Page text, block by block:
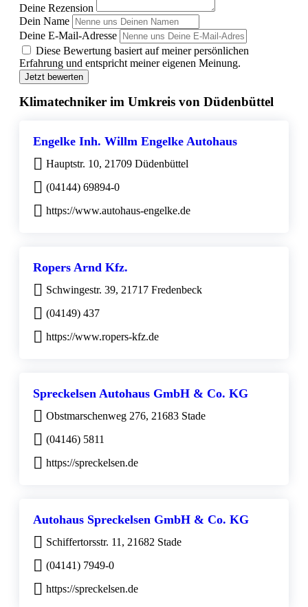
Deine Rezension
Dein Name
Deine E-Mail-Adresse
Diese Bewertung basiert auf meiner persönlichen
Erfahrung und entspricht meiner eigenen Meinung.
Jetzt bewerten
Klimatechniker im Umkreis von Düdenbüttel
Engelke Inh. Willm Engelke Autohaus
Hauptstr. 10, 21709 Düdenbüttel
(04144) 69894-0
https://www.autohaus-engelke.de
Ropers Arnd Kfz.
Schwingestr. 39, 21717 Fredenbeck
(04149) 437
https://www.ropers-kfz.de
Spreckelsen Autohaus GmbH & Co. KG
Obstmarschenweg 276, 21683 Stade
(04146) 5811
https://spreckelsen.de
Autohaus Spreckelsen GmbH & Co. KG
Schiffertorsstr. 11, 21682 Stade
(04141) 7949-0
https://spreckelsen.de